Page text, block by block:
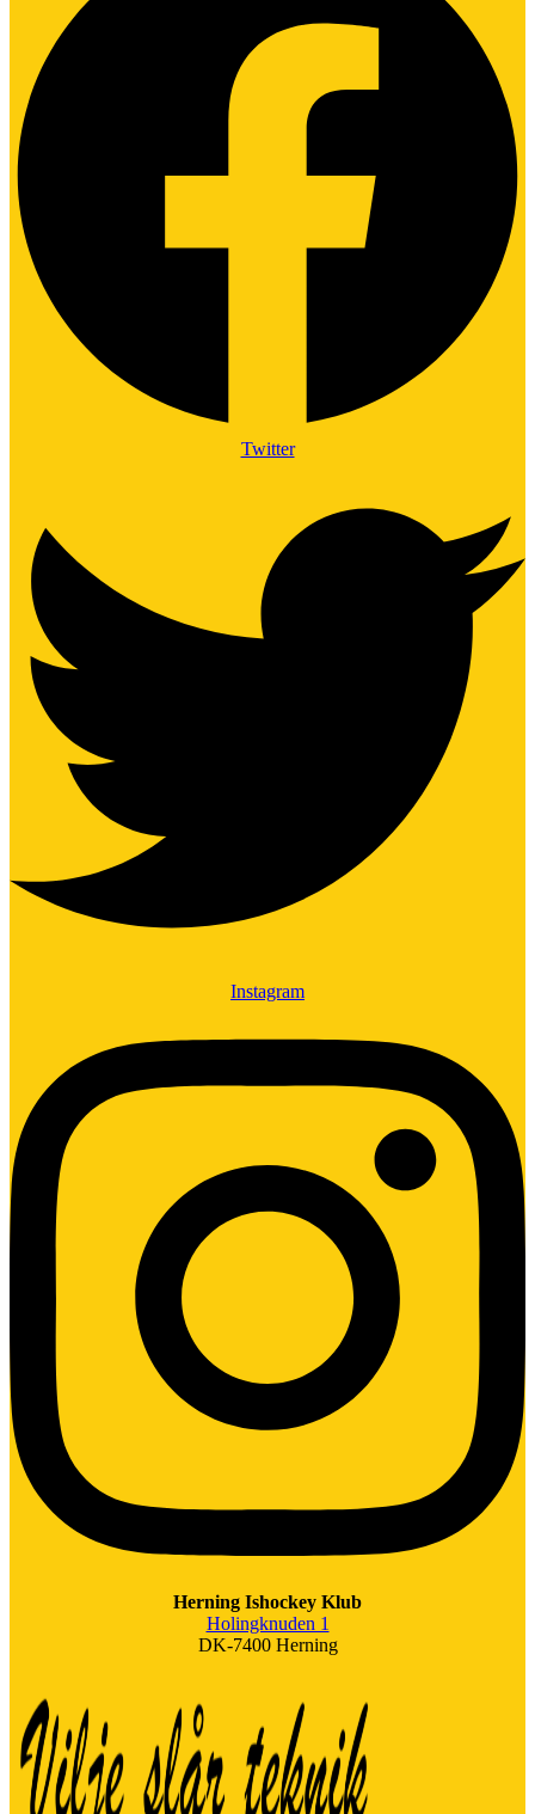
Twitter
Instagram
Herning Ishockey Klub
Holingknuden 1
DK-7400 Herning